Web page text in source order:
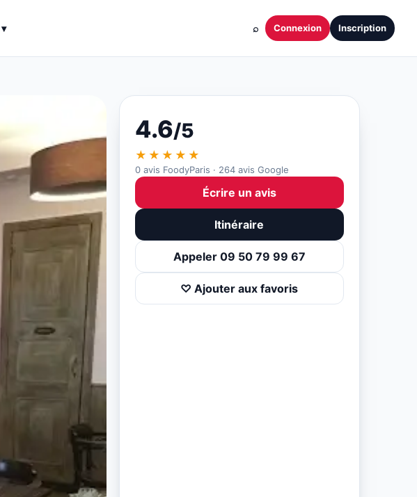
▾ ⌕ Connexion Inscription
4.6/5
★★★★★
0 avis FoodyParis · 264 avis Google
Écrire un avis
Itinéraire
Appeler 09 50 79 99 67
♡ Ajouter aux favoris